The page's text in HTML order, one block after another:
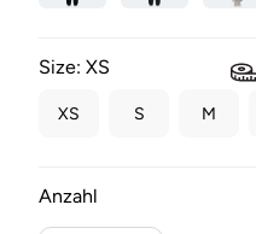
Size: XS
XS S M
Anzahl